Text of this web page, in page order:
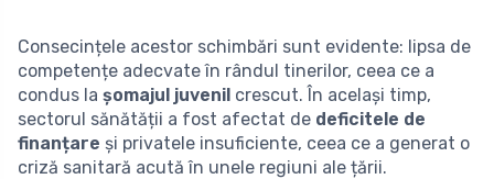
Consecințele acestor schimbări sunt evidente: lipsa de
competențe adecvate în rândul tinerilor, ceea ce a
condus la șomajul juvenil crescut. În același timp,
sectorul sănătății a fost afectat de deficitele de
finanțare și privatele insuficiente, ceea ce a generat o
criză sanitară acută în unele regiuni ale țării.